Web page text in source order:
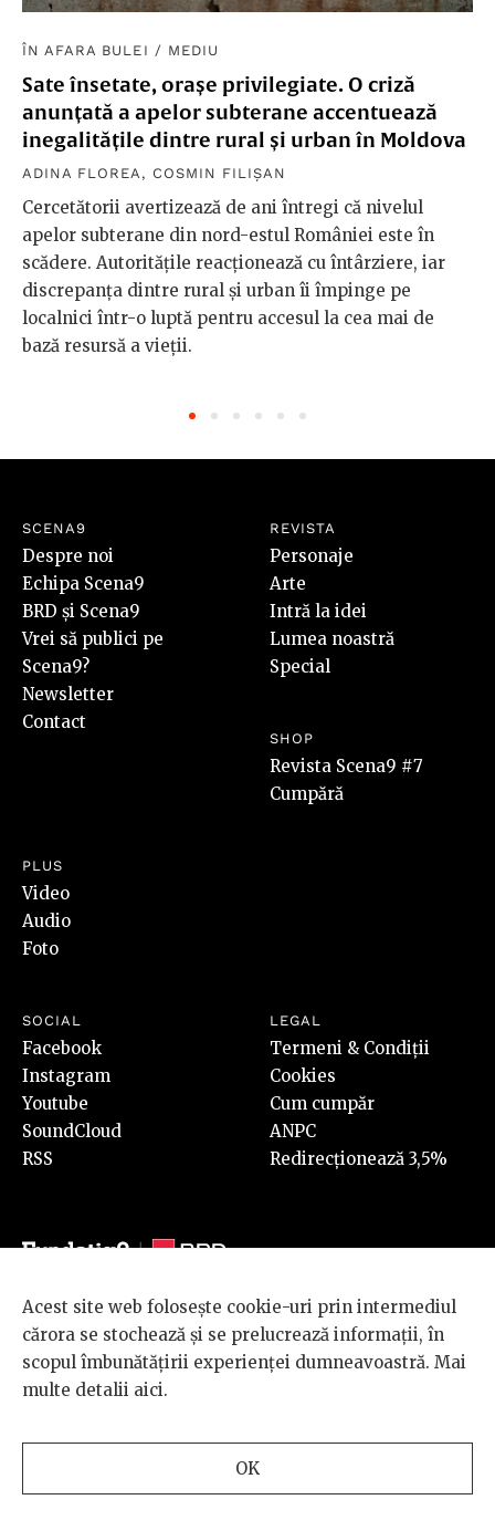
ÎN AFARA BULEI / MEDIU
Sate însetate, orașe privilegiate. O criză
anunțată a apelor subterane accentuează
inegalitățile dintre rural și urban în Moldova
ADINA FLOREA , COSMIN FILIȘAN
Cercetătorii avertizează de ani întregi că nivelul
apelor subterane din nord-estul României este în
scădere. Autoritățile reacționează cu întârziere, iar
discrepanța dintre rural și urban îi împinge pe
localnici într-o luptă pentru accesul la cea mai de
bază resursă a vieții.
SCENA9
Despre noi
Echipa Scena9
BRD și Scena9
Vrei să publici pe
Scena9?
Newsletter
Contact
REVISTA
Personaje
Arte
Intră la idei
Lumea noastră
Special
SHOP
Revista Scena9 #7
Cumpără
PLUS
Video
Audio
Foto
SOCIAL
Facebook
Instagram
Youtube
SoundCloud
RSS
LEGAL
Termeni & Condiții
Cookies
Cum cumpăr
ANPC
Redirecționează 3,5%
© 2026 BRD Groupe Société Générale, toate drepturile rezervate.
Scena 9 este un proiect sustinut de
BRD GROUPE SOCIÉTÉ
GÉNÉRALE
Acest site web folosește cookie-uri prin intermediul
cărora se stochează și se prelucrează informații, în
scopul îmbunătățirii experienței dumneavoastră. Mai
multe detalii aici.
OK